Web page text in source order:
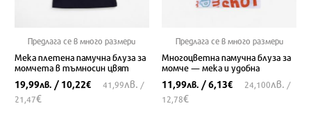
Предлага се в много размери
Мека плетена памучна блуза за
момчета в тъмносин цвят
19,99лв. / 10,22€ 41,99лв. /
21,47€
Предлага се в много размери
Многоцветна памучна блуза за
момче — мека и удобна
11,99лв. / 6,13€ 24,100лв. /
12,78€